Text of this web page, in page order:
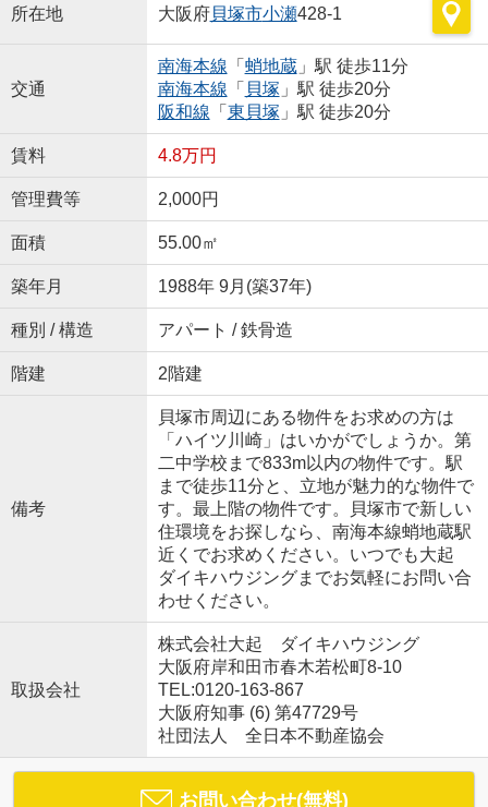
所在地 大阪府貝塚市小瀬428-1
交通
南海本線 「 蛸地蔵」駅 徒歩11分
南海本線 「 貝塚 」駅 徒歩20分
阪和線 「 東貝塚 」駅 徒歩20分
賃料 4.8万円
管理費等 2,000円
面積 55.00㎡
築年月 1988年 9月(築37年)
種別 / 構造 アパート / 鉄骨造
階建 2階建
備考
貝塚市周辺にある物件をお求めの方は
「ハイツ川崎」はいかがでしょうか。第
二中学校まで833m以内の物件です。駅
まで徒歩11分と、立地が魅力的な物件で
す。最上階の物件です。貝塚市で新しい
住環境をお探しなら、南海本線蛸地蔵駅
近くでお求めください。いつでも大起
ダイキハウジングまでお気軽にお問い合
わせください。
取扱会社
株式会社大起 ダイキハウジング
大阪府岸和田市春木若松町8-10
TEL:0120-163-867
大阪府知事 (6) 第47729号
社団法人 全日本不動産協会
お問い合わせ(無料)